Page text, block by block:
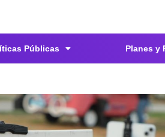
Públicas Planes y